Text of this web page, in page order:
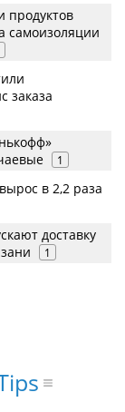
продуктов
самоизоляции
заказа
1
в 2,2 раза
доставку
1